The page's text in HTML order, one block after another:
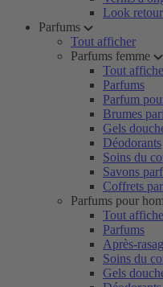
Look
Parfums
Tout afficher
Parfums femme
Tout
Parfums
Parfum
Brumes
Gels
Déodorants
Soins du
Savons
Coffrets
Parfums pour
Tout
Parfums
Après-
Soins du
Gels